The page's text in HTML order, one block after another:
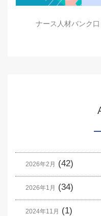
ナース人材バンク口
2026年2月 (42)
2026年1月 (34)
2024年11月 (1)